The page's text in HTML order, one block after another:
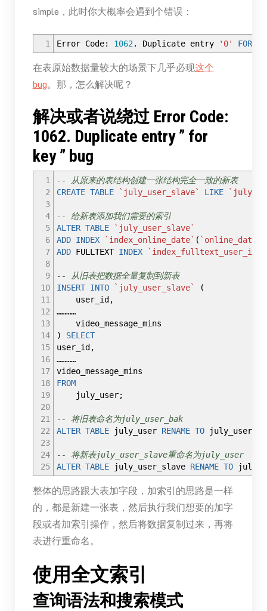
simple，此时你大概率会遇到个错误：
1 Error Code: 1062. Duplicate entry '0' FOR
在表原始数据量较大的场景下几乎必现这个
bug。那，怎么解决呢？
解决或者说绕过 Error Code:
1062. Duplicate entry ” for
key ” bug
1
2
3
4
5
6
7
8
9
10
11
12
13
14
15
16
17
18
19
20
21
22
23
24
25
-- 从原来的表结构创建一张结构完全一致的新表
CREATE TABLE `july_user_slave` LIKE
-- 给新表添加我们需要的索引
ALTER TABLE
`july_user_slave`
ADD INDEX `index_online_date` ( `online_date`
ADDFULLTEXT INDEX
-- 从旧表把数据全量复制到新表
INSERT INTO `july_user_slave`
(
user_id ,
…………
video_message_mins
)
SELECT
user_id ,
…………
video_message_mins
FROM
july_user;
-- 将旧表命名为july_user_bak
ALTER TABLEjuly_user RENAME TO
-- 将新表july_user_slave重命名为july_user
ALTER TABLEjuly_user_slave RENAME TO
整体的思路跟大表加字段，加索引的思路是一样
的，都是新建一张表，然后执行我们想要的加字
段或者加索引操作，然后将数据复制过来，再将
表进行重命名。
使用全文索引
查询语法和搜索模式